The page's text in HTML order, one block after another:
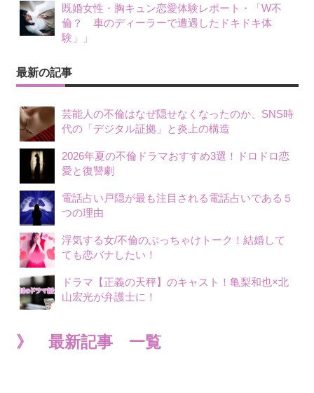
既婚女性・胸キュン恋愛体験レポート・「W不
倫？ 車のディーラーで遭遇したドキドキ体
験」」
最新の記事
芸能人の不倫はなぜ隠せなくなったのか、SNS時
代の「デジタル証拠」と炎上の構造
2026年夏の不倫ドラマおすすめ3選！ドロドロ恋
愛と復讐劇
電話占い戸隠が最も注目される電話占いである５
つの理由
浮気する女/不倫のぶっちゃけトーク！結婚して
ても恋バナしたい！
ドラマ【正義の天秤】のキャスト！亀梨和也×北
山宏光が弁護士に！
》 最新記事 一覧